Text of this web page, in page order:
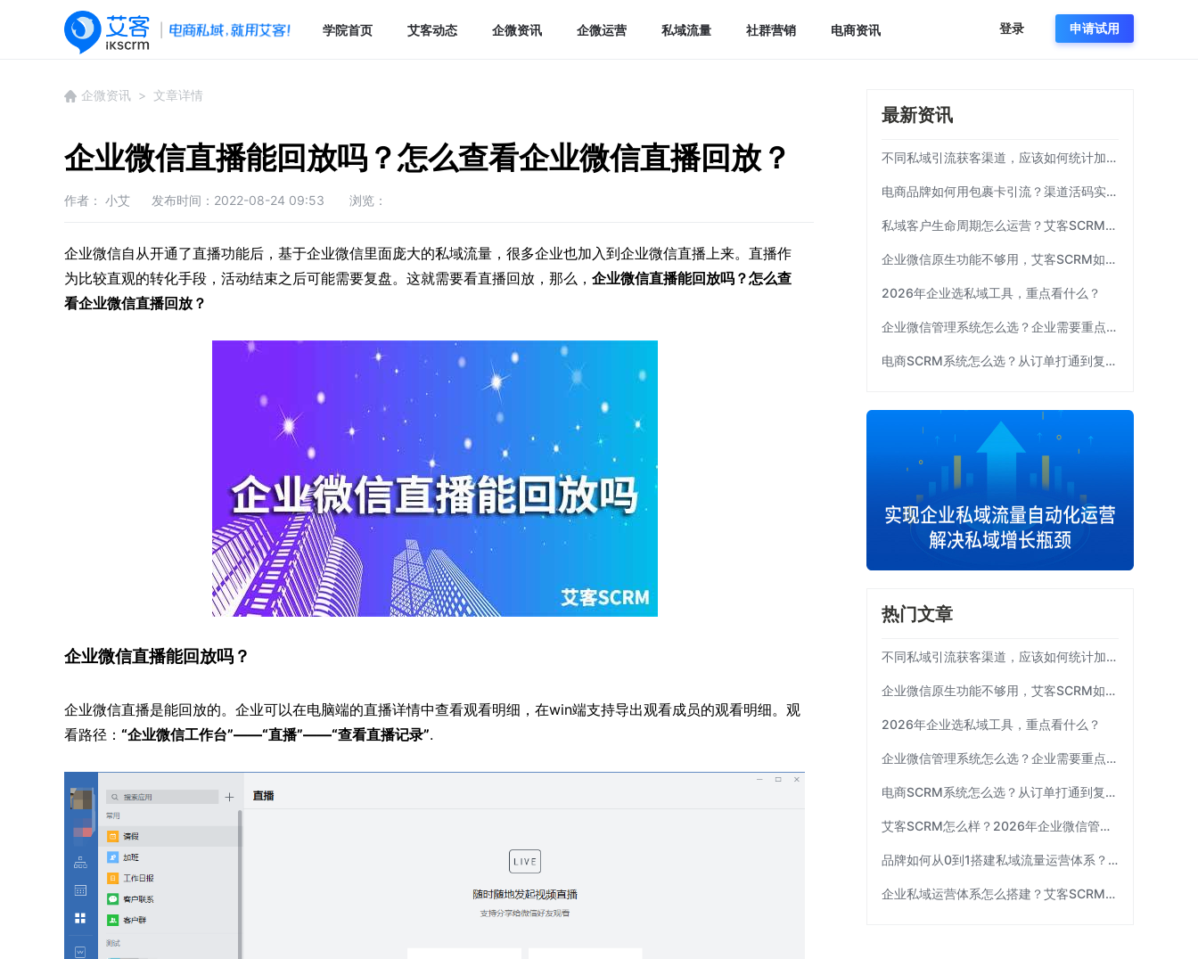
学院首页 艾客动态 企微资讯 企微运营 私域流量 社群营销 电商资讯 登录 申请试用
企微资讯 > 文章详情
企业微信直播能回放吗？怎么查看企业微信直播回放？
作者： 小艾 发布时间：2022-08-24 09:53 浏览：
企业微信自从开通了直播功能后，基于企业微信里面庞大的私域流量，很多企业也加入到企业微信直播上来。直播作
为比较直观的转化手段，活动结束之后可能需要复盘。这就需要看直播回放，那么， 企业微信直播能回放吗 ？怎么查
看企业微信直播回放？
企业微信直播能回放吗？
企业微信直播是能回放的。企业可以在电脑端的直播详情中查看观看明细，在win端支持导出观看成员的观看明细。观
看路径： “企业微信工作台”——“直播”——“查看直播记录”.
最新资讯
不同私域引流获客渠道，应该如何统计加粉效果？
电商品牌如何用包裹卡引流？渠道活码实操方案|艾客SCRM
私域客户生命周期怎么运营？艾客SCRM实操模板
企业微信原生功能不够用，艾客SCRM如何补齐运营链路？
2026年企业选私域工具，重点看什么？
企业微信管理系统怎么选？企业需要重点考察这7项能力|艾客SCRM
电商SCRM系统怎么选？从订单打通到复购运营 | 艾客SCRM
热门文章
不同私域引流获客渠道，应该如何统计加粉效果？
企业微信原生功能不够用，艾客SCRM如何补齐运营链路？
2026年企业选私域工具，重点看什么？
企业微信管理系统怎么选？企业需要重点考察这7项能力|艾客SCRM
电商SCRM系统怎么选？从订单打通到复购运营 | 艾客SCRM
艾客SCRM怎么样？2026年企业微信管理工具选型指南
品牌如何从0到1搭建私域流量运营体系？| 艾客SCRM
企业私域运营体系怎么搭建？艾客SCRM拆解三个关键环节